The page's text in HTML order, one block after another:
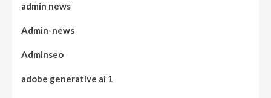
admin news
Admin-news
Adminseo
adobe generative ai 1